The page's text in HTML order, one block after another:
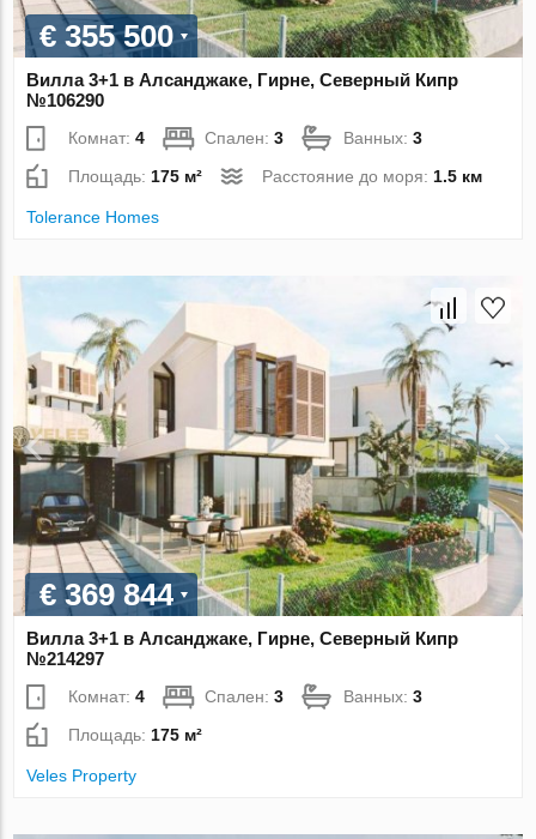
€ 355 500
Вилла 3+1 в Алсанджаке, Гирне, Северный Кипр
№106290
Комнат:4 Спален:3 Ванных:3
Площадь:175 м² Расстояние до моря:1.5 км
Tolerance Homes
€ 369 844
Вилла 3+1 в Алсанджаке, Гирне, Северный Кипр
№214297
Комнат:4 Спален:3 Ванных:3
Площадь: 175 м²
Veles Property